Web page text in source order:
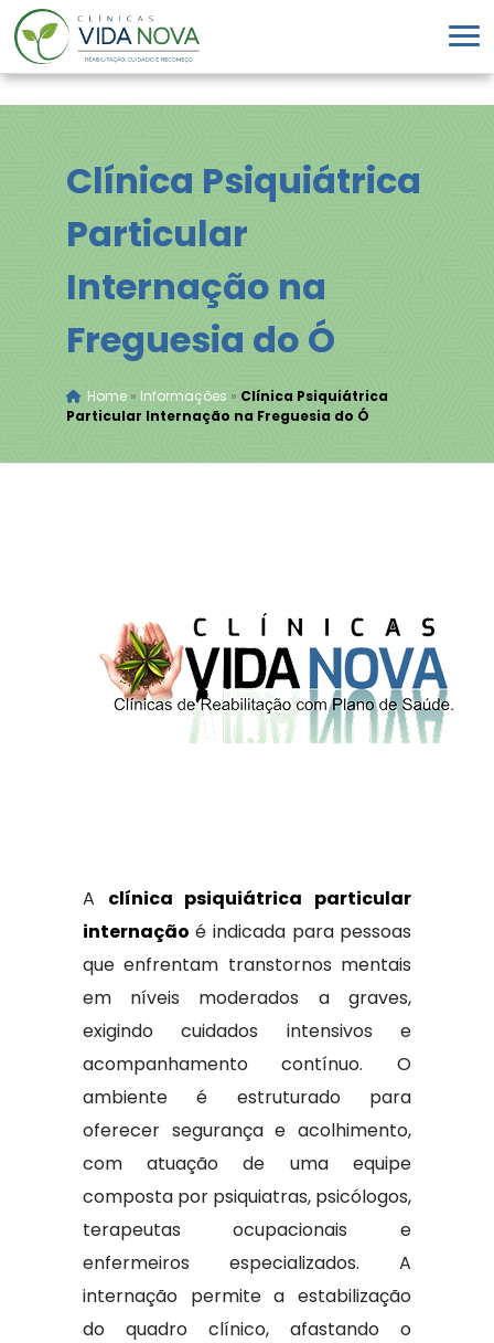
Clínica Psiquiátrica
Particular
Internação na
Freguesia do Ó
Home» Informações » Clínica Psiquiátrica
Particular Internação na Freguesia do Ó
A clínica psiquiátrica particular
internação é indicada para pessoas
que enfrentam transtornos mentais
em níveis moderados a graves,
exigindo cuidados intensivos e
acompanhamento contínuo. O
ambiente é estruturado para
oferecer segurança e acolhimento,
com atuação de uma equipe
composta por psiquiatras, psicólogos,
terapeutas ocupacionais e
enfermeiros especializados. A
internação permite a estabilização
do quadro clínico, afastando o